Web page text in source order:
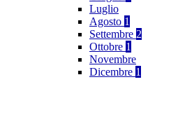
Luglio
Agosto 1
Settembre 2
Ottobre 1
Novembre
Dicembre 1